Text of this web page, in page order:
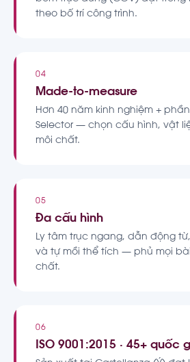
theo bố trí công trình.
04
Made-to-measure
Hơn 40 năm kinh nghiệm +
Selector — chọn cấu hình, vật
môi chất.
05
Đa cấu hình
Ly tâm trục ngang, dẫn động
và tự mồi thể tích — phủ mọi
chất.
06
ISO 9001:2015 · 45+ quốc